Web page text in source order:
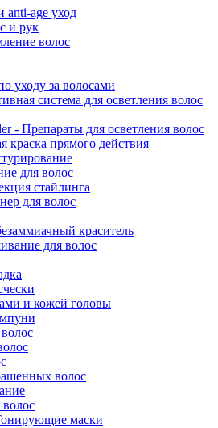
age уход
и рук
волос
уходу за волосами
система для осветления волос
- Препараты для осветления волос
краска прямого действия
для волос
стайлинга
для волос
краситель
для волос
и кожей головы
волос
маски